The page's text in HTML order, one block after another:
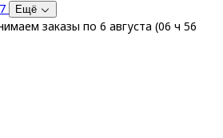
Ещё
заказы по 6 августа (06 ч 56